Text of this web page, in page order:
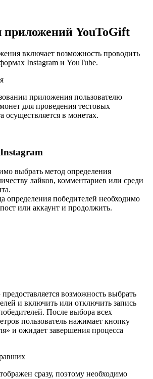
YouToGift
включает возможность проводить
Instagram и YouTube.
приложения пользователю
для проведения тестовых
в монетах.
выбрать метод определения
лайков, комментариев или среди
определения победителей необходимо
или аккаунт и продолжить.
возможность выбрать
и включить или отключить запись
После выбора всех
пользователь нажимает кнопку
и ожидает завершения процесса
сразу, поэтому необходимо